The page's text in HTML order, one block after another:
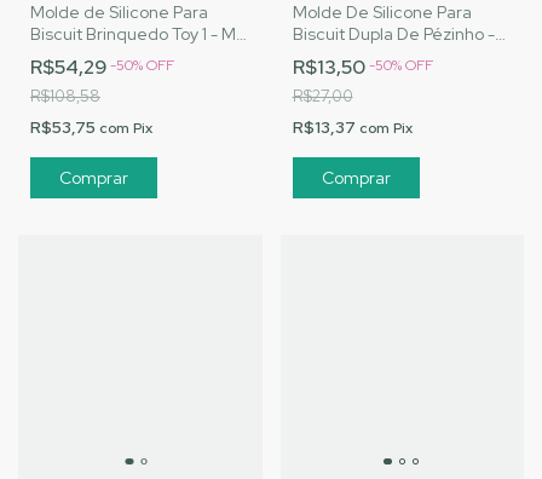
Molde de Silicone Para
Biscuit Brinquedo Toy 1 - MJ
Artesanatos |Cód. 3042
R$54,29-50%OFF
R$108,58
R$53,75 com Pix
Molde De Silicone Para
Biscuit Dupla De Pézinho -
MJ Artesanatos |Cód. 2999
R$13,50-50%OFF
R$27,00
R$13,37 com Pix